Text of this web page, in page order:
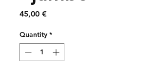
45,00 €Price
Quantity *